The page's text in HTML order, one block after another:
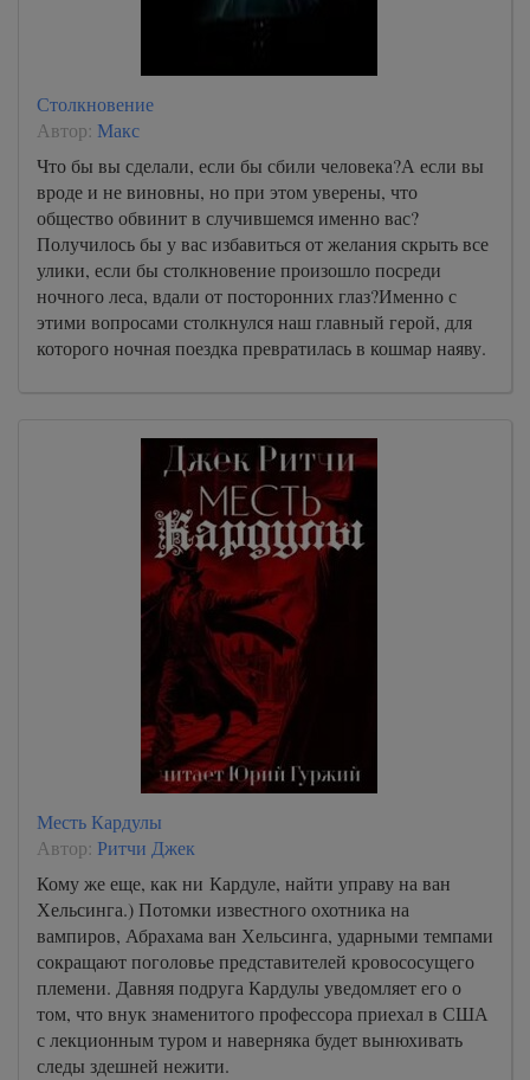
Столкновение
Автор: Макс
Что бы вы сделали, если бы сбили человека?А если вы
вроде и не виновны, но при этом уверены, что
общество обвинит в случившемся именно вас?
Получилось бы у вас избавиться от желания скрыть все
улики, если бы столкновение произошло посреди
ночного леса, вдали от посторонних глаз?Именно с
этими вопросами столкнулся наш главный герой, для
которого ночная поездка превратилась в кошмар наяву.
Месть Кардулы
Автор: Ритчи Джек
Кому же еще, как ни Кардуле, найти управу на ван
Хельсинга.) Потомки известного охотника на
вампиров, Абрахама ван Хельсинга, ударными темпами
сокращают поголовье представителей кровососущего
племени. Давняя подруга Кардулы уведомляет его о
том, что внук знаменитого профессора приехал в США
с лекционным туром и наверняка будет вынюхивать
следы здешней нежити.